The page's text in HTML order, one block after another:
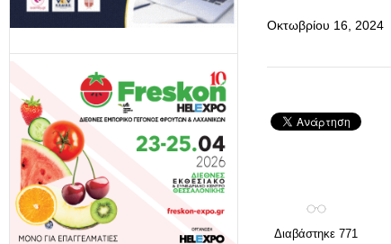
Οκτωβρίου 16, 2024
Διαβάστηκε 771